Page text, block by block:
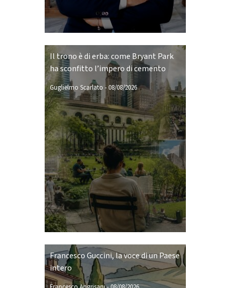
Il trono è di erba: come Bryant Park
ha sconfitto l’impero di cemento
Guglielmo Scarlato -08/08/2026
Francesco Guccini, la voce di un Paese
intero